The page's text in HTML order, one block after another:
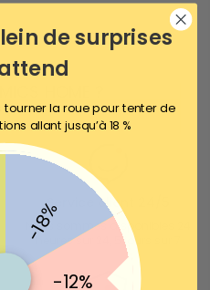
Service client 24/5
Nous sommes disponibles 24
heures sur 24, 5 jours sur 7
de surprises
la roue pour tenter de
allant jusqu’à 18 %
-18%
-12%